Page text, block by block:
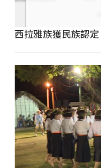
西拉雅族獲民族認